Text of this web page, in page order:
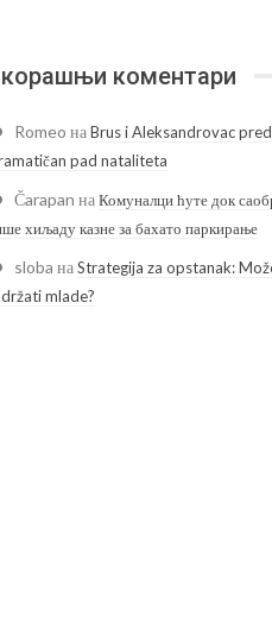
коментари
Romeo наBrus i Aleksandrovac
pad nataliteta
Čarapan наКомуналци ћуте док
хиљаду казне за бахато паркирање
sloba наStrategija za opstanak:
mlade?